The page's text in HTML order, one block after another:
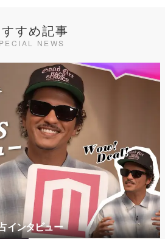
すめ記事
NEWS
インタビュー